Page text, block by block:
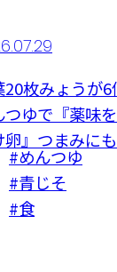
20枚みょうが6
つゆで『薬味
卵』つまみにも
#めんつゆ
#青じそ
#食